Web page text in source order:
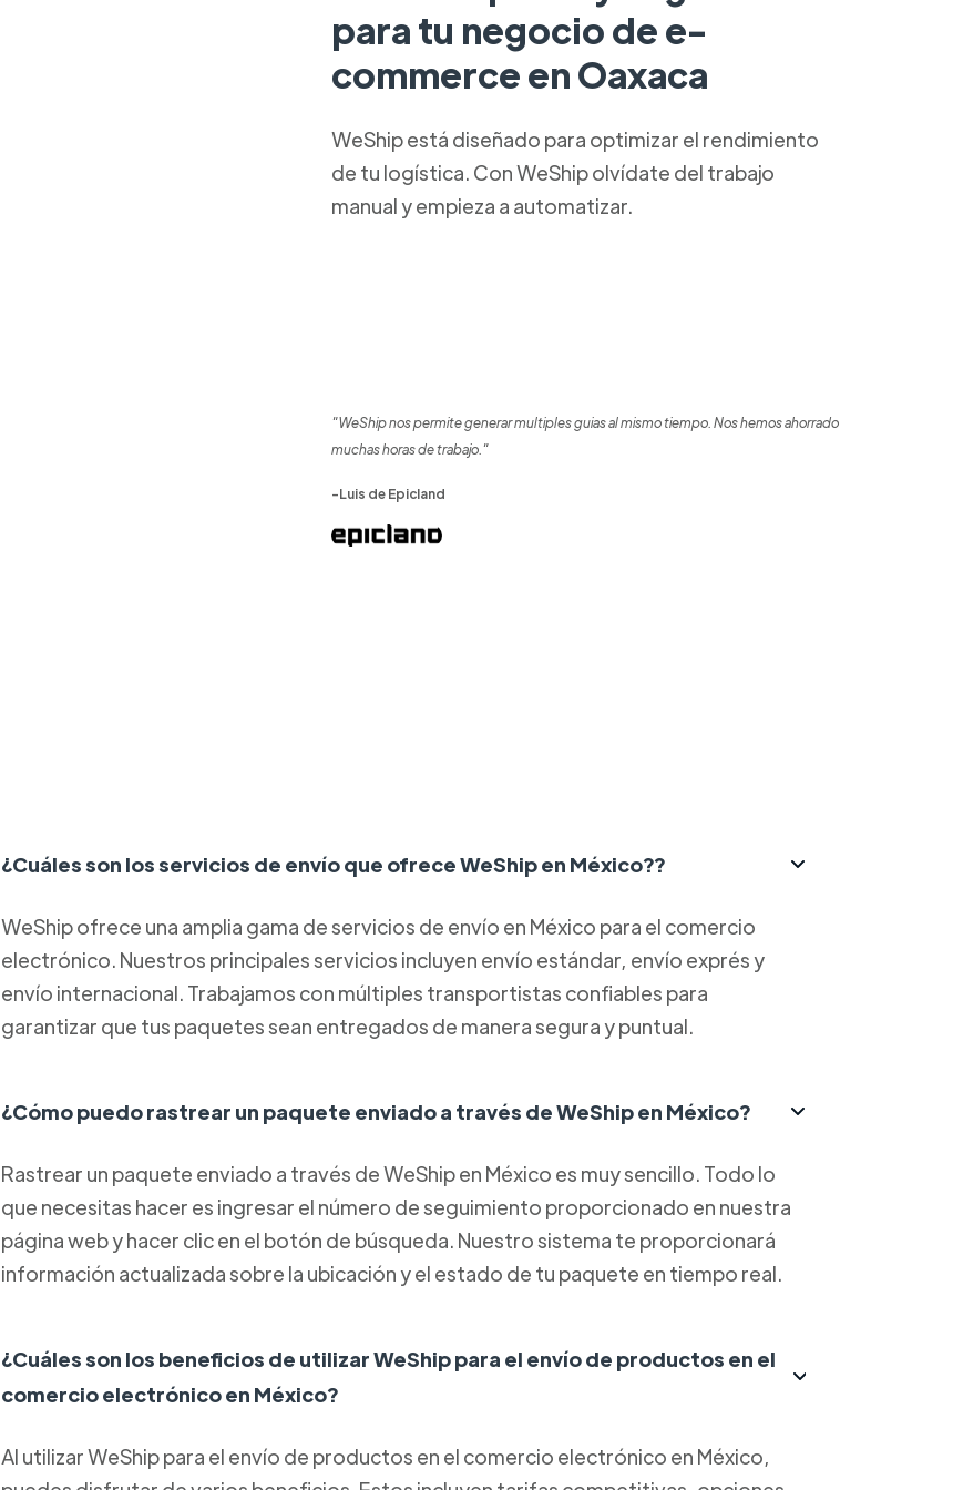
para tu negocio de e-
commerce en Oaxaca
WeShip está diseñado para optimizar el rendimiento
de tu logística. Con WeShip olvídate del trabajo
manual y empieza a automatizar.
"WeShip nos permite generar multiples guias al mismo tiempo. Nos hemos ahorrado
muchas horas de trabajo."
-Luis de Epicland
¿Cuáles son los servicios de envío que ofrece WeShip en México??
WeShip ofrece una amplia gama de servicios de envío en México para el comercio
electrónico. Nuestros principales servicios incluyen envío estándar, envío exprés y
envío internacional. Trabajamos con múltiples transportistas confiables para
garantizar que tus paquetes sean entregados de manera segura y puntual.
¿Cómo puedo rastrear un paquete enviado a través de WeShip en México?
Rastrear un paquete enviado a través de WeShip en México es muy sencillo. Todo lo
que necesitas hacer es ingresar el número de seguimiento proporcionado en nuestra
página web y hacer clic en el botón de búsqueda. Nuestro sistema te proporcionará
información actualizada sobre la ubicación y el estado de tu paquete en tiempo real.
¿Cuáles son los beneficios de utilizar WeShip para el envío de productos en el
comercio electrónico en México?
Al utilizar WeShip para el envío de productos en el comercio electrónico en México,